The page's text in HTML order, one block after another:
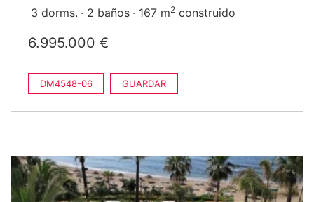
3 dorms. 2 baños 167 m2 construido
6.995.000 €
DM4548-06 GUARDAR